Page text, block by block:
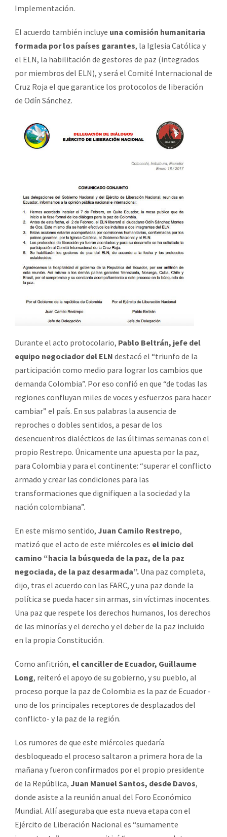
Implementación.
El acuerdo también incluye una comisión humanitaria
formada por los países garantes, la Iglesia Católica y
el ELN, la habilitación de gestores de paz (integrados
por miembros del ELN), y será el Comité Internacional de
Cruz Roja el que garantice los protocolos de liberación
de Odín Sánchez.
Durante el acto protocolario, Pablo Beltrán, jefe del
equipo negociador del ELN destacó el “triunfo de la
participación como medio para lograr los cambios que
demanda Colombia”. Por eso confió en que “de todas las
regiones confluyan miles de voces y esfuerzos para hacer
cambiar” el país. En sus palabras la ausencia de
reproches o dobles sentidos, a pesar de los
desencuentros dialécticos de las últimas semanas con el
propio Restrepo. Únicamente una apuesta por la paz,
para Colombia y para el continente: “superar el conflicto
armado y crear las condiciones para las
transformaciones que dignifiquen a la sociedad y la
nación colombiana”.
En este mismo sentido, Juan Camilo Restrepo,
matizó que el acto de este miércoles es el inicio del
camino “hacia la búsqueda de la paz, de la paz
negociada, de la paz desarmada”. Una paz completa,
dijo, tras el acuerdo con las FARC, y una paz donde la
política se pueda hacer sin armas, sin víctimas inocentes.
Una paz que respete los derechos humanos, los derechos
de las minorías y el derecho y el deber de la paz incluido
en la propia Constitución.
Como anfitrión, el canciller de Ecuador, Guillaume
Long, reiteró el apoyo de su gobierno, y su pueblo, al
proceso porque la paz de Colombia es la paz de Ecuador -
uno de los principales receptores de desplazados del
conflicto- y la paz de la región.
Los rumores de que este miércoles quedaría
desbloqueado el proceso saltaron a primera hora de la
mañana y fueron confirmados por el propio presidente
de la República, Juan Manuel Santos, desde Davos,
donde asiste a la reunión anual del Foro Económico
Mundial. Allí aseguraba que esta nueva etapa con el
Ejército de Liberación Nacional es “sumamente